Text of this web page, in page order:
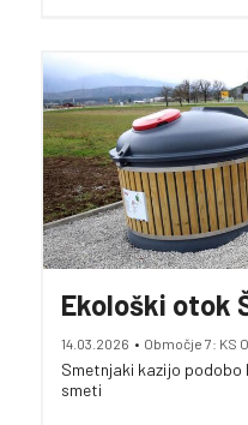
Ekološki otok
14.03.2026 • Območje 7: KS
Smetnjaki kazijo
smeti